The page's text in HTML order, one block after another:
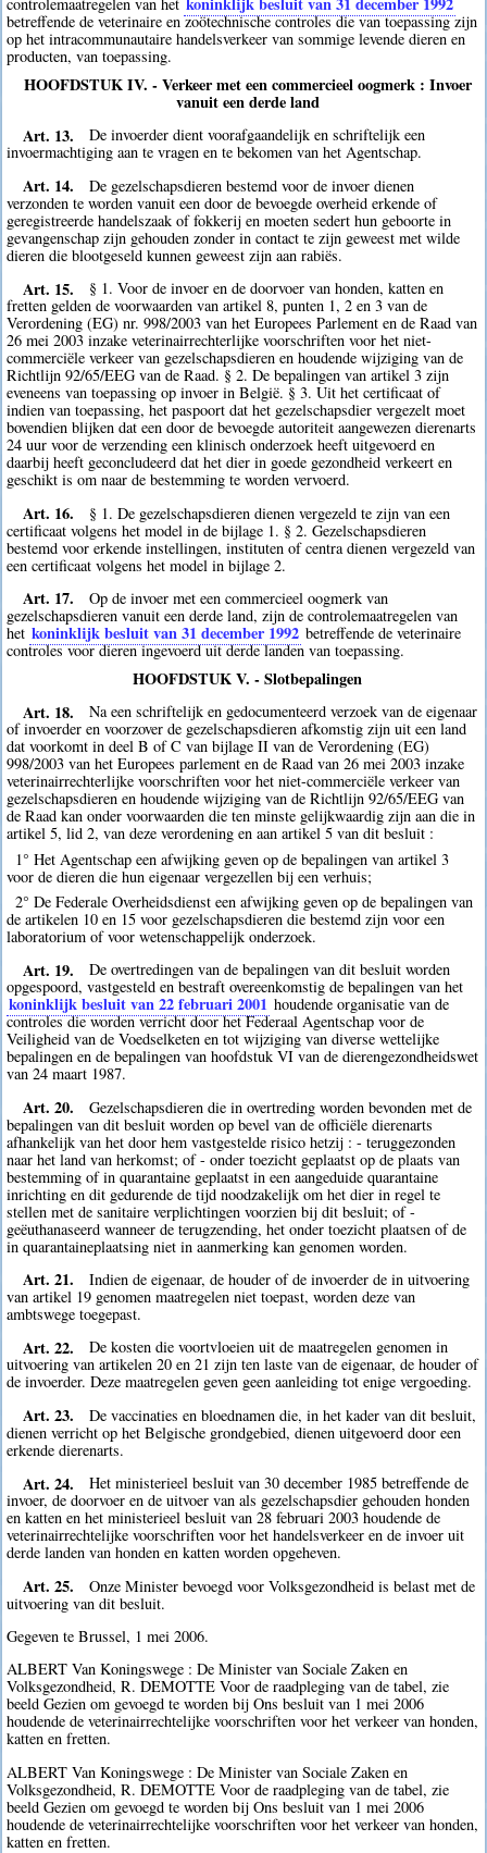
betreffende de veterinaire en zoötechnische controles die van toepassing zijn
op het intracommunautaire handelsverkeer van sommige levende dieren en
producten, van toepassing.
HOOFDSTUK IV. - Verkeer met een commercieel oogmerk : Invoer
vanuit een derde land
Art. 13.
De invoerder dient voorafgaandelijk en schriftelijk een
invoermachtiging aan te vragen en te bekomen van het Agentschap.
Art. 14.
De gezelschapsdieren bestemd voor de invoer dienen
verzonden te worden vanuit een door de bevoegde overheid erkende of
geregistreerde handelszaak of fokkerij en moeten sedert hun geboorte in
gevangenschap zijn gehouden zonder in contact te zijn geweest met wilde
dieren die blootgeseld kunnen geweest zijn aan rabiës.
Art. 15.
§ 1. Voor de invoer en de doorvoer van honden, katten en
fretten gelden de voorwaarden van artikel 8, punten 1, 2 en 3 van de
Verordening (EG) nr. 998/2003 van het Europees Parlement en de Raad van
26 mei 2003 inzake veterinairrechterlijke voorschriften voor het niet-
commerciële verkeer van gezelschapsdieren en houdende wijziging van de
Richtlijn 92/65/EEG van de Raad. § 2. De bepalingen van artikel 3 zijn
eveneens van toepassing op invoer in België. § 3. Uit het certificaat of
indien van toepassing, het paspoort dat het gezelschapsdier vergezelt moet
bovendien blijken dat een door de bevoegde autoriteit aangewezen dierenarts
24 uur voor de verzending een klinisch onderzoek heeft uitgevoerd en
daarbij heeft geconcludeerd dat het dier in goede gezondheid verkeert en
geschikt is om naar de bestemming te worden vervoerd.
Art. 16.
§ 1. De gezelschapsdieren dienen vergezeld te zijn van een
certificaat volgens het model in de bijlage 1. § 2. Gezelschapsdieren
bestemd voor erkende instellingen, instituten of centra dienen vergezeld van
een certificaat volgens het model in bijlage 2.
Art. 17.
Op de invoer met een commercieel oogmerk van
gezelschapsdieren vanuit een derde land, zijn de controlemaatregelen van
het koninklijk besluit van 31 december 1992 betreffende de veterinaire
controles voor dieren ingevoerd uit derde landen van toepassing.
HOOFDSTUK V. - Slotbepalingen
Art. 18.
Na een schriftelijk en gedocumenteerd verzoek van de eigenaar
of invoerder en voorzover de gezelschapsdieren afkomstig zijn uit een land
dat voorkomt in deel B of C van bijlage II van de Verordening (EG)
998/2003 van het Europees parlement en de Raad van 26 mei 2003 inzake
veterinairrechterlijke voorschriften voor het niet-commerciële verkeer van
gezelschapsdieren en houdende wijziging van de Richtlijn 92/65/EEG van
de Raad kan onder voorwaarden die ten minste gelijkwaardig zijn aan die in
artikel 5, lid 2, van deze verordening en aan artikel 5 van dit besluit :
1° Het Agentschap een afwijking geven op de bepalingen van artikel 3
voor de dieren die hun eigenaar vergezellen bij een verhuis;
2° De Federale Overheidsdienst een afwijking geven op de bepalingen van
de artikelen 10 en 15 voor gezelschapsdieren die bestemd zijn voor een
laboratorium of voor wetenschappelijk onderzoek.
Art. 19.
De overtredingen van de bepalingen van dit besluit worden
opgespoord, vastgesteld en bestraft overeenkomstig de bepalingen van het
koninklijk besluit van 22 februari 2001 houdende organisatie van de
controles die worden verricht door het Federaal Agentschap voor de
Veiligheid van de Voedselketen en tot wijziging van diverse wettelijke
bepalingen en de bepalingen van hoofdstuk VI van de dierengezondheidswet
van 24 maart 1987.
Art. 20.
Gezelschapsdieren die in overtreding worden bevonden met de
bepalingen van dit besluit worden op bevel van de officiële dierenarts
afhankelijk van het door hem vastgestelde risico hetzij : - teruggezonden
naar het land van herkomst; of - onder toezicht geplaatst op de plaats van
bestemming of in quarantaine geplaatst in een aangeduide quarantaine
inrichting en dit gedurende de tijd noodzakelijk om het dier in regel te
stellen met de sanitaire verplichtingen voorzien bij dit besluit; of -
geëuthanaseerd wanneer de terugzending, het onder toezicht plaatsen of de
in quarantaineplaatsing niet in aanmerking kan genomen worden.
Art. 21.
Indien de eigenaar, de houder of de invoerder de in uitvoering
van artikel 19 genomen maatregelen niet toepast, worden deze van
ambtswege toegepast.
Art. 22.
De kosten die voortvloeien uit de maatregelen genomen in
uitvoering van artikelen 20 en 21 zijn ten laste van de eigenaar, de houder of
de invoerder. Deze maatregelen geven geen aanleiding tot enige vergoeding.
Art. 23.
De vaccinaties en bloednamen die, in het kader van dit besluit,
dienen verricht op het Belgische grondgebied, dienen uitgevoerd door een
erkende dierenarts.
Art. 24.
Het ministerieel besluit van 30 december 1985 betreffende de
invoer, de doorvoer en de uitvoer van als gezelschapsdier gehouden honden
en katten en het ministerieel besluit van 28 februari 2003 houdende de
veterinairrechtelijke voorschriften voor het handelsverkeer en de invoer uit
derde landen van honden en katten worden opgeheven.
Art. 25.
Onze Minister bevoegd voor Volksgezondheid is belast met de
uitvoering van dit besluit.
Gegeven te Brussel, 1 mei 2006.
ALBERT Van Koningswege : De Minister van Sociale Zaken en
Volksgezondheid, R. DEMOTTE Voor de raadpleging van de tabel, zie
beeld Gezien om gevoegd te worden bij Ons besluit van 1 mei 2006
houdende de veterinairrechtelijke voorschriften voor het verkeer van honden,
katten en fretten.
ALBERT Van Koningswege : De Minister van Sociale Zaken en
Volksgezondheid, R. DEMOTTE Voor de raadpleging van de tabel, zie
beeld Gezien om gevoegd te worden bij Ons besluit van 1 mei 2006
houdende de veterinairrechtelijke voorschriften voor het verkeer van honden,
katten en fretten.